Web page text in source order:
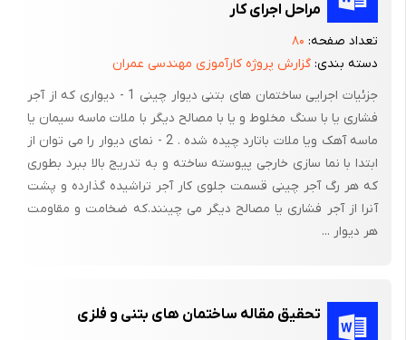
دوغاب ریزی پشت انجام گیرد پس از کنترل اضلاع هر بنا رگه های
دیگر را از اول شروع و انقدر تکرار می شود تا کاشیکاری در حد مطلوب
به اتمام برسد پس از خودگیری کامل ملات کاشی ها دوغابی از رنگ
کاشی با سیمان سفید ورنگ مشابه تهیه نموده و با پارچه یا گونی به
لای بند ها مالیده و بعد از خشک شدن سطح کاشی ها را کاملا نظافت
می نمایند ، در این هنگام نصب کاشی های دیواری خاتمه یافته و آماده
فرش سرامیک کف می شود.
سرامیک کف
برای فرش کف سرویس هاپس از کنترل لوله گذاری ها و چک نمودن
سرامیک باقی بماند سپس با توجه به این که پلاستر زیر بنا نباید
مراحل اجرای کار
تعداد صفحه: ۸۰
دسته بندی: گزارش پروژه کارآموزی مهندسی عمران
جزئیات اجرایی ساختمان های بتنی دیوار چینی 1 - دیواری که از آجر
فشاری یا با سنگ مخلوط و یا با مصالح دیگر با ملات ماسه سیمان یا
ماسه آهک ویا ملات باتارد چیده شده . 2 - نمای دیوار را می توان از
ابتدا با نما سازی خارجی پیوسته ساخته و به تدریج بالا ببرد بطوری
که هر رگ آجر چینی قسمت جلوی کار آجر تراشیده گذارده و پشت
آنرا از آجر فشاری یا مصالح دیگر می چینند.که ضخامت و مقاومت
هر دیوار ...
تحقیق مقاله ساختمان های بتنی و فلزی